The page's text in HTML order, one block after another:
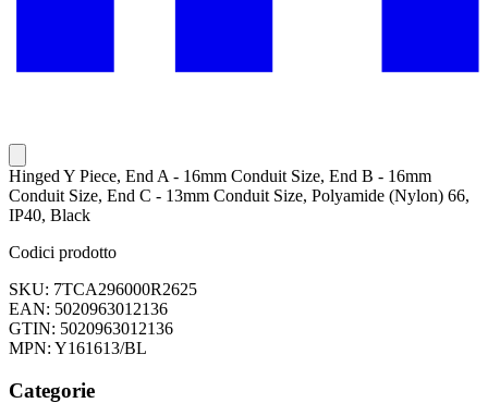
Hinged Y Piece, End A - 16mm Conduit Size, End B - 16mm
Conduit Size, End C - 13mm Conduit Size, Polyamide (Nylon) 66,
IP40, Black
Codici prodotto
SKU: 7TCA296000R2625
EAN: 5020963012136
GTIN: 5020963012136
MPN: Y161613/BL
Categorie